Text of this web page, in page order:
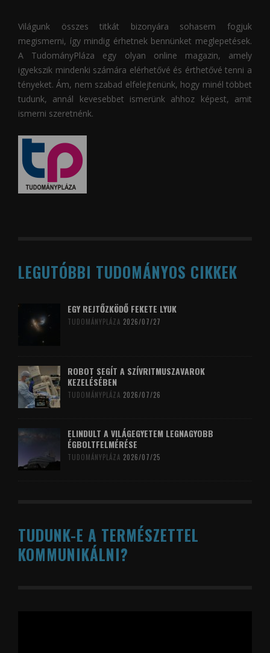
Világunk összes titkát bizonyára sohasem fogjuk
megismerni, így mindig érhetnek bennünket meglepetések.
A TudományPláza egy olyan online magazin, amely
igyekszik mindenki számára elérhetővé és érthetővé tenni a
tényeket. Ám, nem szabad elfelejtenünk, hogy minél többet
tudunk, annál kevesebbet ismerünk ahhoz képest, amit
ismerni szeretnénk.
LEGUTÓBBI TUDOMÁNYOS CIKKEK
EGY REJTŐZKÖDŐ FEKETE LYUK
TUDOMÁNYPLÁZA 2026/07/27
ROBOT SEGÍT A SZÍVRITMUSZAVAROK
KEZELÉSÉBEN
TUDOMÁNYPLÁZA 2026/07/26
ELINDULT A VILÁGEGYETEM LEGNAGYOBB
ÉGBOLTFELMÉRÉSE
TUDOMÁNYPLÁZA 2026/07/25
TUDUNK-E A TERMÉSZETTEL
KOMMUNIKÁLNI?